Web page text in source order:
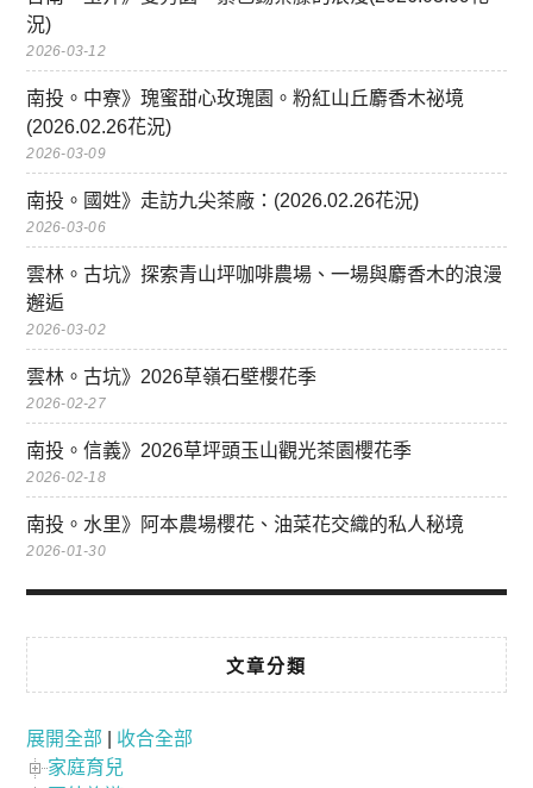
況)
2026-03-12
南投。中寮》瑰蜜甜心玫瑰園。粉紅山丘麝香木祕境
(2026.02.26花況)
2026-03-09
南投。國姓》走訪九尖茶廠：(2026.02.26花況)
2026-03-06
雲林。古坑》探索青山坪咖啡農場、一場與麝香木的浪漫
邂逅
2026-03-02
雲林。古坑》2026草嶺石壁櫻花季
2026-02-27
南投。信義》2026草坪頭玉山觀光茶園櫻花季
2026-02-18
南投。水里》阿本農場櫻花、油菜花交織的私人秘境
2026-01-30
文章分類
展開全部
收合全部
家庭育兒